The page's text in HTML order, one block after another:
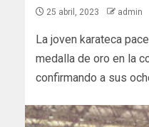
25 abril, 2023 admin
La joven karateca
medalla de oro en la
confirmando a sus